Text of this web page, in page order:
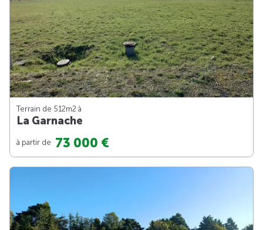
Terrain de 512m2 à
La Garnache
à partir de 73 000 €